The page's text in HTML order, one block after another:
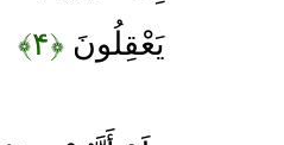
يَعْقِلُونَ ﴿۴﴾